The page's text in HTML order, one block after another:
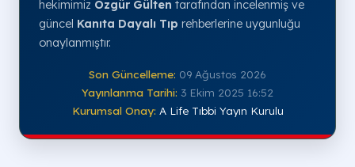
hekimimiz Özgür Gülten tarafından incelenmiş ve
güncel Kanıta Dayalı Tıp rehberlerine uygunluğu
onaylanmıştır.
Son Güncelleme: 09 Ağustos 2026
Yayınlanma Tarihi: 3 Ekim 2025 16:52
Kurumsal Onay: A Life Tıbbi Yayın Kurulu